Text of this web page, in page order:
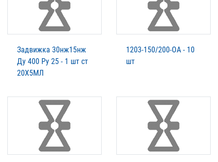
Задвижка 30нж15нж
Ду 400 Ру 25 - 1 шт ст
20Х5МЛ
1203-150/200-ОА - 10
шт